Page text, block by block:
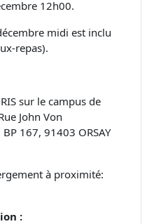
12h00.
midi est inclu
repas).
sur le campus de
John Von
BP 167, 91403 ORSAY
à proximité:
: